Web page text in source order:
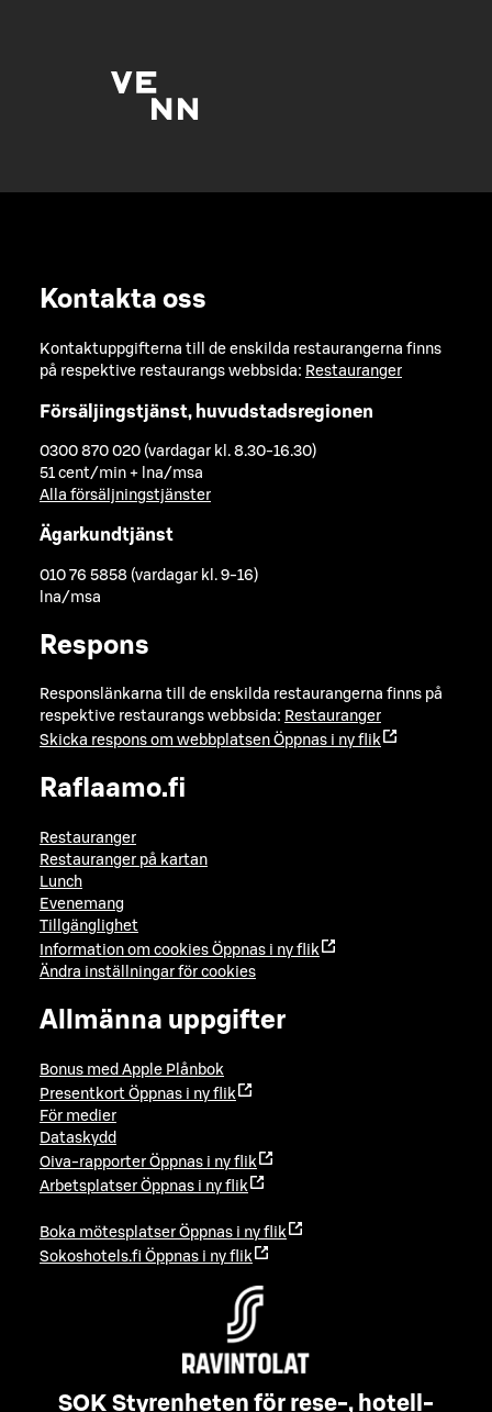
Kontakta oss
Kontaktuppgifterna till de enskilda restaurangerna finns
på respektive restaurangs webbsida: Restauranger
Försäljingstjänst, huvudstadsregionen
0300 870 020 (vardagar kl. 8.30-16.30)
51 cent/min + lna/msa
Alla försäljningstjänster
Ägarkundtjänst
010 76 5858 (vardagar kl. 9-16)
lna/msa
Respons
Responslänkarna till de enskilda restaurangerna finns på
respektive restaurangs webbsida: Restauranger
Skicka respons om webbplatsen Öppnas i ny flik
Raflaamo.fi
Restauranger
Restauranger på kartan
Lunch
Evenemang
Tillgänglighet
Information om cookies Öppnas i ny flik
Ändra inställningar för cookies
Allmänna uppgifter
Bonus med Apple Plånbok
Presentkort Öppnas i ny flik
För medier
Dataskydd
Oiva-rapporter Öppnas i ny flik
Arbetsplatser Öppnas i ny flik
Boka mötesplatser Öppnas i ny flik
Sokoshotels.fi Öppnas i ny flik
SOK Styrenheten för rese-, hotell-